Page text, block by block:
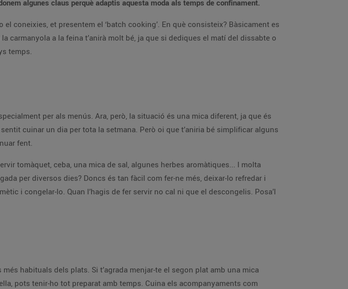
algunes claus perquè adaptis aquesta moda als temps de confinament.
coneixies, et presentem el ‘batch cooking’. En què consisteix? Bàsicament es
carmanyola a la feina t’anirà molt bé, ja que si dediques el matí del dissabte o
temps.
per als menús. Ara, però, la situació és una mica diferent, ja que és
cuinar un dia per tota la setmana. Però oi que t’aniria bé simplificar alguns
fent.
tomàquet, ceba, una mica de sal, algunes herbes aromàtiques... I molta
per diversos dies? Doncs és tan fàcil com fer-ne més, deixar-lo refredar i
i congelar-lo. Quan l’hagis de fer servir no cal ni que el descongelis. Posa’l
habituals dels plats. Si t’agrada menjar-te el segon plat amb una mica
pots tenir-ho tot preparat amb temps. Cuina els acompanyaments com